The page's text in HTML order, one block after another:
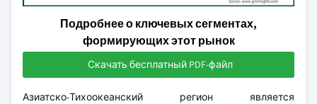
Подробнее о ключевых сегментах,
формирующих этот рынок
Скачать бесплатный PDF-файл
Азиатско-Тихоокеанский регион является